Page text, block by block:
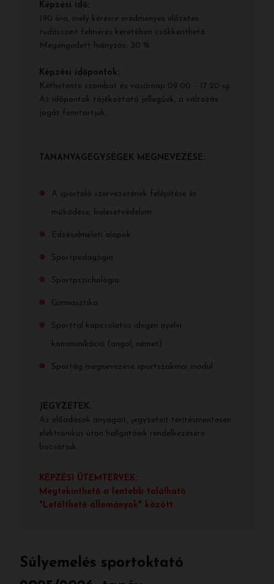
Képzési idő:
190 óra, mely kérésre eredményes előzetes
tudásszint felmérés keretében csökkenthető.
Megengedett hiányzás: 30 %.
Képzési időpontok:
Kéthetente szombat és vasárnap 09:00 – 17:20-ig.
Az időpontok tájékoztató jellegűek, a változás
jogát fenntartjuk.
TANANYAGEGYSÉGEK MEGNEVEZÉSE:
A sportoló szervezetének felépítése és
működése, balesetvédelem
Edzéselméleti alapok
Sportpedagógia
Sportpszichológia
Gimnasztika
Sporttal kapcsolatos idegen nyelvi
kommunikáció (angol, német)
Sportág megnevezése sportszakmai modul
JEGYZETEK:
Az előadások anyagait, jegyzeteit térítésmentesen
elektronikus úton hallgatóink rendelkezésére
bocsátjuk.
KÉPZÉSI ÜTEMTERVEK:
Megtekinthető a lentebb található
"Letölthető állományok" között
Súlyemelés sportoktató